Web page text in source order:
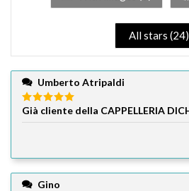
All stars (24)
Umberto Atripaldi
Valutato5
su 5
Gino